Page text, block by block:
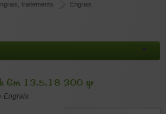
traitements
Engrais
k 6m 13.5.18 300 gr
Engrais